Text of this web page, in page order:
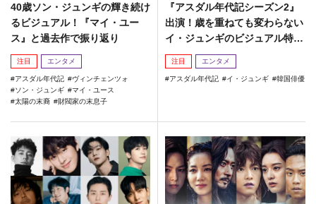
40歳ソン・ジュンギの輝き続け
るビジュアル！『マイ・ユー
ス』と過去作で振り返り
注目 エンタメ
アスダル年代記
ヴィンチェンツォ
ソン・ジュンギ
マイ・ユース
太陽の末裔
財閥家の末息子
『アスダル年代記シーズン2』
出演！歳を重ねても変わらない
イ・ジュンギのビジュアル特集
☆
注目 エンタメ
アスダル年代記 イ・ジュンギ 韓国俳優